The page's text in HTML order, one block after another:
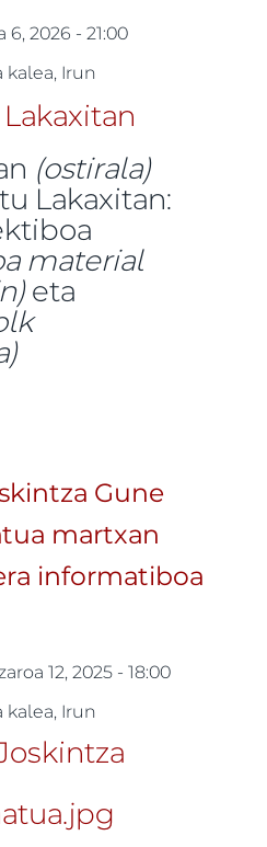
6, 2026 - 21:00
kalea, Irun
(ostirala)
Lakaxitan:
material
eta
Gune
martxan
informatiboa
12, 2025 - 18:00
kalea, Irun